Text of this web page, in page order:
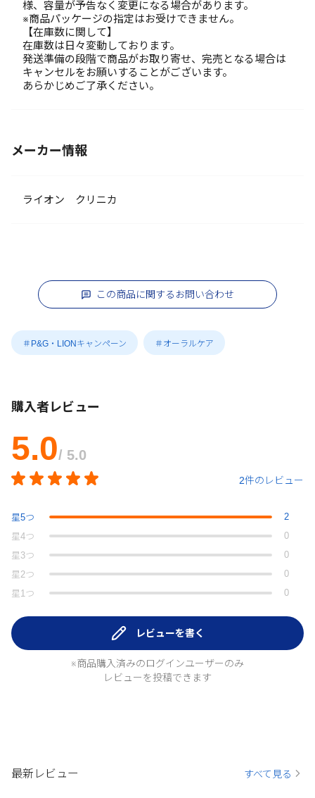
様、容量が予告なく変更になる場合があります。
※商品パッケージの指定はお受けできません。
【在庫数に関して】
在庫数は日々変動しております。
発送準備の段階で商品がお取り寄せ、完売となる場合は
キャンセルをお願いすることがございます。
あらかじめご了承ください。
メーカー情報
ライオン クリニカ
この商品に関するお問い合わせ
＃P&G・LIONキャンペーン ＃オーラルケア
購入者レビュー
5.0/ 5.0
2件のレビュー
星5つ
2
星4つ
0
星 3つ
0
星 2つ
0
星 1つ 0
レビューを書く
※商品購入済みのログインユーザーのみ
レビューを投稿できます
最新レビュー すべて見る